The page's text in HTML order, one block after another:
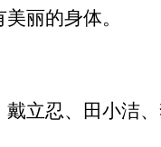
丽的身体。
立忍、田小洁